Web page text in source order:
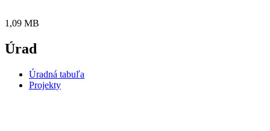
1,09 MB
Úrad
Úradná tabuľa
Projekty